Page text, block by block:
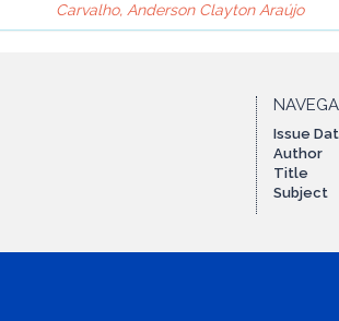
Carvalho, Anderson Clayton Araújo
Issue
Author
Title
Subject